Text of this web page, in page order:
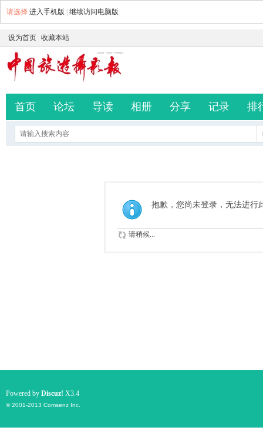
请选择 进入手机版 继续访问电脑版
设为首页 收藏本站
首页 论坛 导读 相册 分享 记录 排
抱歉，您尚未登录，无法进行
请稍候...
Powered by Discuz! X3.4
© 2001-2013 Comsenz Inc.